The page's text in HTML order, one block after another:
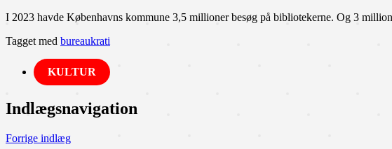
I 2023 havde Københavns kommune 3,5 millioner besøg på bibliotekerne. Og 3
Tagget med bureaukrati
KULTUR
Indlægsnavigation
Forrige indlæg